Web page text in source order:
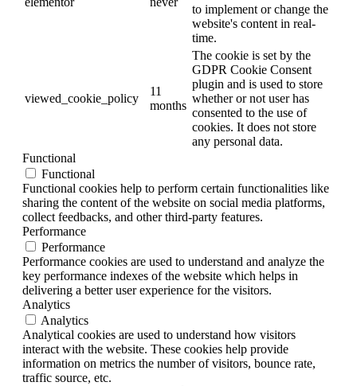
to implement or change the
website's content in real-
time.
viewed_cookie_policy
11
months
The cookie is set by the
GDPR Cookie Consent
plugin and is used to store
whether or not user has
consented to the use of
cookies. It does not store
any personal data.
Functional
Functional
Functional cookies help to perform certain functionalities like
sharing the content of the website on social media platforms,
collect feedbacks, and other third-party features.
Performance
Performance
Performance cookies are used to understand and analyze the
key performance indexes of the website which helps in
delivering a better user experience for the visitors.
Analytics
Analytics
Analytical cookies are used to understand how visitors
interact with the website. These cookies help provide
information on metrics the number of visitors, bounce rate,
traffic source, etc.